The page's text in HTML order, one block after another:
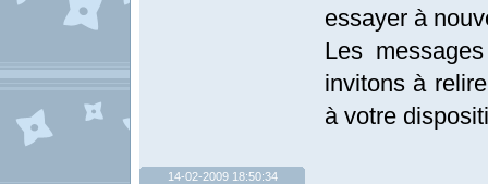
essayer à
Les
invitons à
à votre
14-02-2009 18:50:34